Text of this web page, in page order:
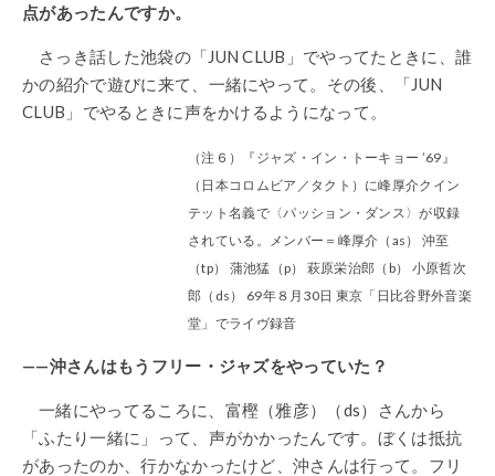
点があったんですか。
さっき話した池袋の「JUN CLUB」でやってたときに、誰
かの紹介で遊びに来て、一緒にやって。その後、「JUN
CLUB」でやるときに声をかけるようになって。
（注６）『ジャズ・イン・トーキョー ’69』
（日本コロムビア／タクト）に峰厚介クイン
テット名義で〈パッション・ダンス〉が収録
されている。メンバー＝峰厚介（as） 沖至
（tp） 蒲池猛（p） 萩原栄治郎（b） 小原哲次
郎（ds） 69年８月30日 東京「日比谷野外音楽
堂」でライヴ録音
——沖さんはもうフリー・ジャズをやっていた？
一緒にやってるころに、富樫（雅彦）（ds）さんから
「ふたり一緒に」って、声がかかったんです。ぼくは抵抗
があったのか、行かなかったけど、沖さんは行って。フリ